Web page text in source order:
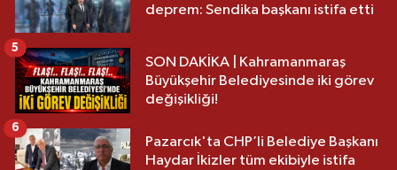
deprem: Sendika başkanı istifa etti
SON DAKİKA | Kahramanmaraş
Büyükşehir Belediyesinde iki görev
değişikliği!
5
Pazarcık'ta CHP’li Belediye Başkanı
Haydar İkizler tüm ekibiyle istifa
6